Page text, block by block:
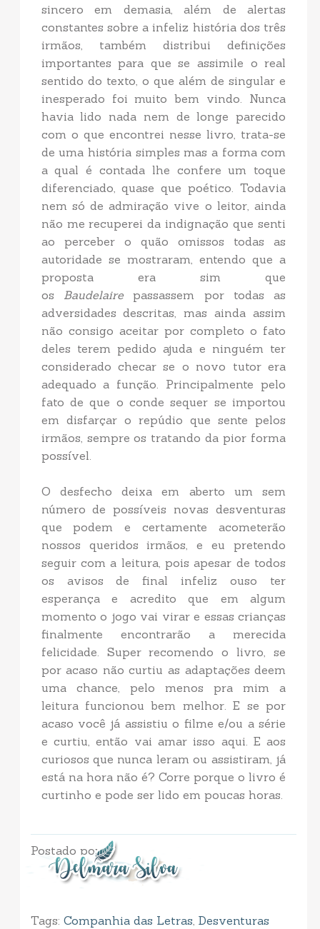
sincero em demasia, além de alertas
constantes sobre a infeliz história dos três
irmãos, também distribui definições
importantes para que se assimile o real
sentido do texto, o que além de singular e
inesperado foi muito bem vindo. Nunca
havia lido nada nem de longe parecido
com o que encontrei nesse livro, trata-se
de uma história simples mas a forma com
a qual é contada lhe confere um toque
diferenciado, quase que poético. Todavia
nem só de admiração vive o leitor, ainda
não me recuperei da indignação que senti
ao perceber o quão omissos todas as
autoridade se mostraram, entendo que a
proposta era sim que
os Baudelairepassassem por todas as
adversidades descritas, mas ainda assim
não consigo aceitar por completo o fato
deles terem pedido ajuda e ninguém ter
considerado checar se o novo tutor era
adequado a função. Principalmente pelo
fato de que o conde sequer se importou
em disfarçar o repúdio que sente pelos
irmãos, sempre os tratando da pior forma
possível.
O desfecho deixa em aberto um sem
número de possíveis novas desventuras
que podem e certamente acometerão
nossos queridos irmãos, e eu pretendo
seguir com a leitura, pois apesar de todos
os avisos de final infeliz ouso ter
esperança e acredito que em algum
momento o jogo vai virar e essas crianças
finalmente encontrarão a merecida
felicidade. Super recomendo o livro, se
por acaso não curtiu as adaptações deem
uma chance, pelo menos pra mim a
leitura funcionou bem melhor. E se por
acaso você já assistiu o filme e/ou a série
e curtiu, então vai amar isso aqui. E aos
curiosos que nunca leram ou assistiram, já
está na hora não é? Corre porque o livro é
curtinho e pode ser lido em poucas horas.
Postado por
Tags: Companhia das Letras, Desventuras